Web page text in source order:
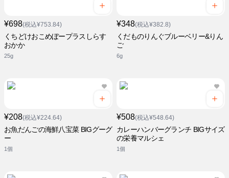
¥698(税込¥753.84)
くちどけおこめぼープラスしらす
おかか
25g
¥348(税込¥382.8)
くだものりんぐブルーベリー&りん
ご
6g
¥208(税込¥224.64)
お魚だんごの海鮮八宝菜 BIGグーグ
ー
1個
¥508(税込¥548.64)
カレーハンバーグランチ BIGサイズ
の栄養マルシェ
1個